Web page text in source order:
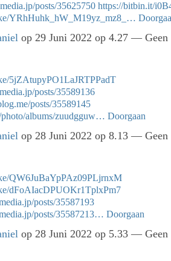
posts/35625750 https://bitbin.it/
YRhHuhk_hW_M19yz_mz8_…
op 29 Juni 2022 op 4.27 — Geen
5jZAtupyPO1LaJRTPPadT
posts/35589136
posts/35589145
albums/zuudgguw… Doorgaan
op 28 Juni 2022 op 8.13 — Geen
QW6JuBaYpPAz09PLjrnxM
dFoAIacDPUOKr1TplxPm7
posts/35587193
posts/35587213… Doorgaan
op 28 Juni 2022 op 5.33 — Geen